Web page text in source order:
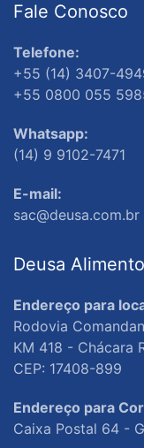
Fale Conosco
Telefone:
+55 (14) 3407-
+55 0800 055
Whatsapp:
(14) 9 9102-7471
E-mail:
sac@deusa.com.br
Deusa
Endereço para
Rodovia
KM 418 - Chácara
CEP: 17408-899
Endereço para
Caixa Postal 64 -